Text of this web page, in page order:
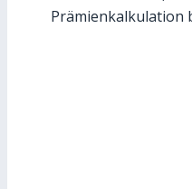
Prämienkalkulation